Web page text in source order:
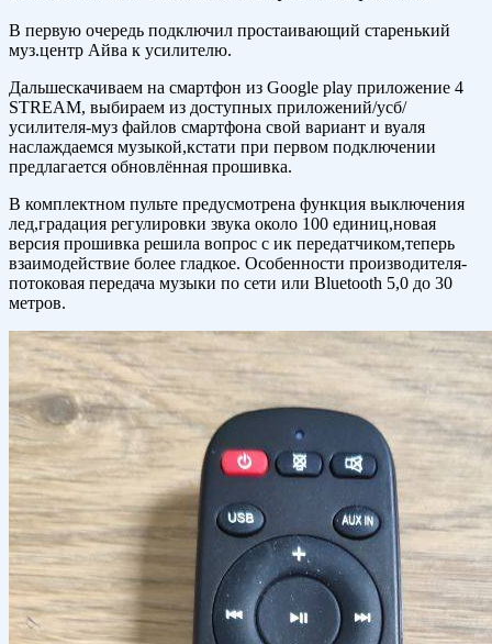
В первую очередь подключил простаивающий старенький
муз.центр Айва к усилителю.
Дальшескачиваем на смартфон из Google play приложение 4
STREAM, выбираем из доступных приложений/усб/
усилителя-муз файлов смартфона свой вариант и вуаля
наслаждаемся музыкой,кстати при первом подключении
предлагается обновлённая прошивка.
В комплектном пульте предусмотрена функция выключения
лед,градация регулировки звука около 100 единиц,новая
версия прошивка решила вопрос с ик передатчиком,теперь
взаимодействие более гладкое. Особенности производителя-
потоковая передача музыки по сети или Bluetooth 5,0 до 30
метров.